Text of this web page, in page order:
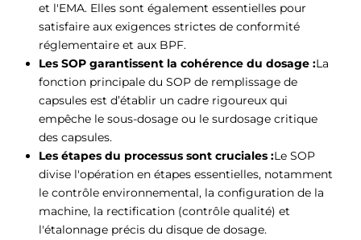
et l'EMA. Elles sont également essentielles pour
satisfaire aux exigences strictes de conformité
réglementaire et aux BPF.
Les SOP garantissent la cohérence du dosage :La
fonction principale du SOP de remplissage de
capsules est d’établir un cadre rigoureux qui
empêche le sous-dosage ou le surdosage critique
des capsules.
Les étapes du processus sont cruciales :Le SOP
divise l'opération en étapes essentielles, notamment
le contrôle environnemental, la configuration de la
machine, la rectification (contrôle qualité) et
l'étalonnage précis du disque de dosage.